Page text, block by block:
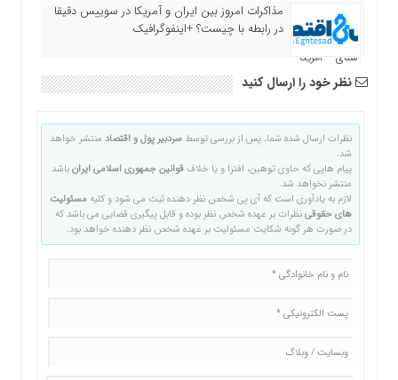
مذاکرات امروز بین ایران و آمریکا در سوییس دقیقا
در رابطه با چیست؟ +اینفوگرافیک
نظر خود را ارسال کنید
نظرات ارسال شده شما، پس از بررسی توسط سردبیر پول و اقتصاد منتشر خواهد
شد.
پیام هایی که حاوی توهین، افترا و یا خلاف قوانین جمهوری اسلامی ایرانباشد
منتشر نخواهد شد.
لازم به یادآوری است که آی پی شخص نظر دهنده ثبت می شود و کلیه مسئولیت
های حقوقینظرات بر عهده شخص نظر بوده و قابل پیگیری قضایی می باشد که
در صورت هر گونه شکایت مسئولیت بر عهده شخص نظر دهنده خواهد بود.